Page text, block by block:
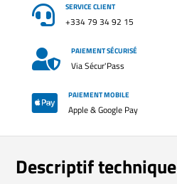
 SERVICE CLIENT
+334 79 34 92 15
 PAIEMENT SÉCURISÉ
Via Sécur'Pass
 PAIEMENT MOBILE
Apple & Google Pay
Descriptif technique